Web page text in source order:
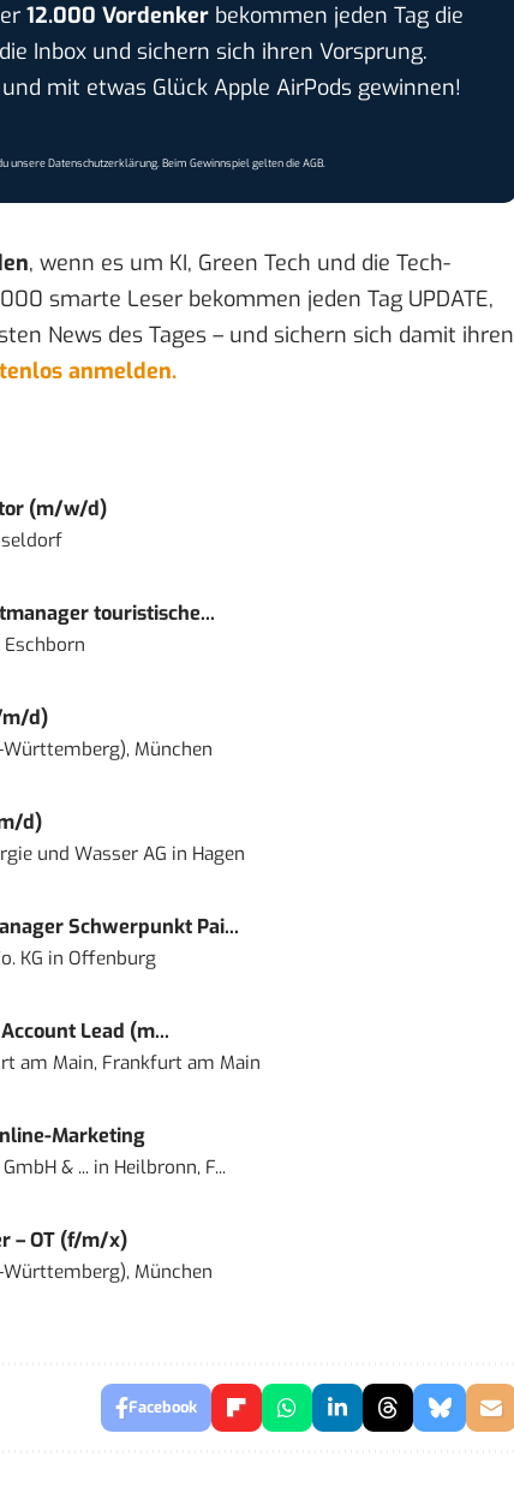
12.000 Vordenkerbekommen jeden Tag die
Inbox und sichern sich ihren Vorsprung.
mit etwas Glück Apple AirPods gewinnen!
unsereDatenschutzerklärung. Beim Gewinnspiel gelten dieAGB.
, wenn es um KI, Green Tech und die Tech-
smarte Leser bekommen jeden Tag UPDATE,
News des Tages – und sichern sich damit ihren
anmelden.
(m/w/d)
touristische...
Eschborn
m/d)
Württemberg), München
d)
und Wasser AG in Hagen
Schwerpunkt Pai...
KG in Offenburg
Lead (m...
am Main, Frankfurt am Main
Marketing
& ...in Heilbronn, F...
– OT (f/m/x)
Württemberg), München
Facebook